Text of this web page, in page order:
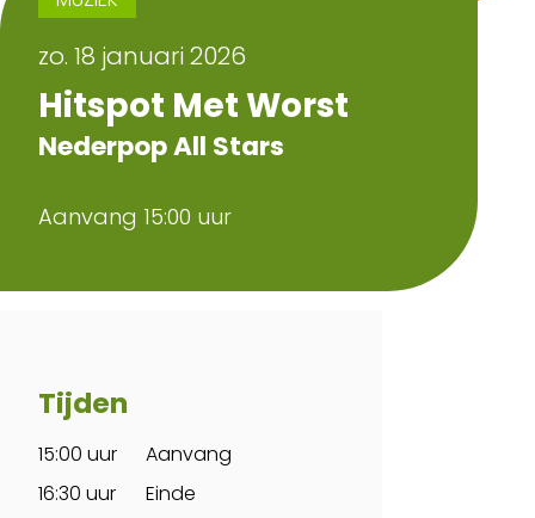
zo. 18 januari 2026
Hitspot Met Worst
Nederpop All Stars
Aanvang 15:00 uur
Tijden
15:00 uur
Aanvang
16:30 uur
Einde